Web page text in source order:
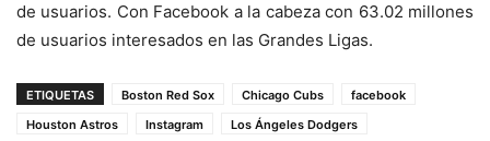
de usuarios. Con Facebook a la cabeza con 63.02 millones
de usuarios interesados en las Grandes Ligas.
ETIQUETAS Boston Red Sox Chicago Cubs
facebook
Houston Astros
Instagram
Los Ángeles Dodgers